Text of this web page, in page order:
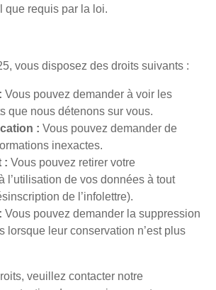
que requis par la loi.
vous disposez des droits suivants :
Vous pouvez demander à voir les
que nous détenons sur vous.
: Vous pouvez demander de
inexactes.
: Vous pouvez retirer votre
l’utilisation de vos données à tout
de l’infolettre).
Vous pouvez demander la suppression
lorsque leur conservation n’est plus
veuillez contacter notre